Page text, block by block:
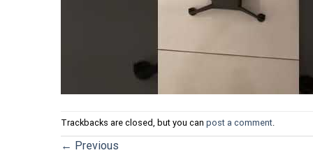
Trackbacks are closed, but you can post a comment
← Previous